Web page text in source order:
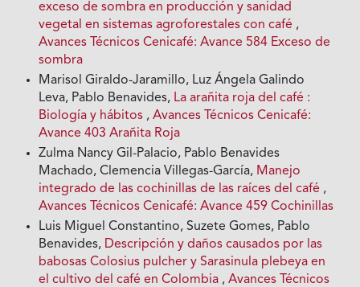
exceso de sombra en producción y sanidad
vegetal en sistemas agroforestales con café ,
Avances Técnicos Cenicafé: Avance 584 Exceso de
sombra
Marisol Giraldo-Jaramillo, Luz Ángela Galindo
Leva, Pablo Benavides, La arañita roja del café :
Biología y hábitos ,Avances Técnicos Cenicafé:
Avance 403 Arañita Roja
Zulma Nancy Gil-Palacio, Pablo Benavides
Machado, Clemencia Villegas-García, Manejo
integrado de las cochinillas de las raíces del café ,
Avances Técnicos Cenicafé: Avance 459 Cochinillas
Luis Miguel Constantino, Suzete Gomes, Pablo
Benavides, Descripción y daños causados por las
babosas Colosius pulcher y Sarasinula plebeya en
el cultivo del café en Colombia ,Avances Técnicos